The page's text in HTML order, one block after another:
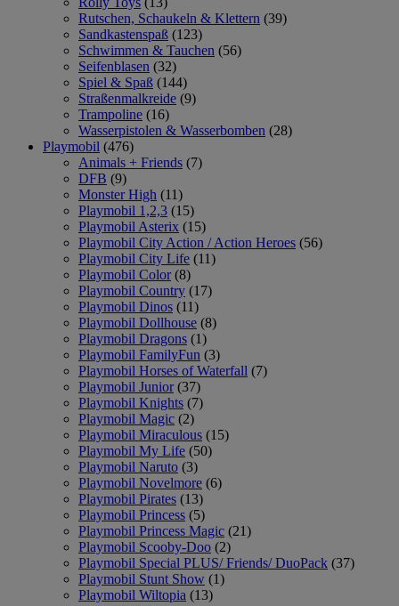
Rutschen, Schaukeln & Klettern (39)
Sandkastenspaß (123)
Schwimmen & Tauchen (56)
Seifenblasen (32)
Spiel & Spaß (144)
Straßenmalkreide (9)
Trampoline (16)
Wasserpistolen & Wasserbomben (28)
Playmobil (476)
Animals + Friends (7)
DFB (9)
Monster High (11)
Playmobil 1,2,3 (15)
Playmobil Asterix (15)
Playmobil City Action / Action Heroes (56)
Playmobil City Life (11)
Playmobil Color (8)
Playmobil Country (17)
Playmobil Dinos (11)
Playmobil Dollhouse (8)
Playmobil Dragons (1)
Playmobil FamilyFun (3)
Playmobil Horses of Waterfall (7)
Playmobil Junior (37)
Playmobil Knights (7)
Playmobil Magic (2)
Playmobil Miraculous (15)
Playmobil My Life (50)
Playmobil Naruto (3)
Playmobil Novelmore (6)
Playmobil Pirates (13)
Playmobil Princess (5)
Playmobil Princess Magic (21)
Playmobil Scooby-Doo (2)
Playmobil Special PLUS/ Friends/ DuoPack (37)
Playmobil Stunt Show (1)
Playmobil Wiltopia (13)